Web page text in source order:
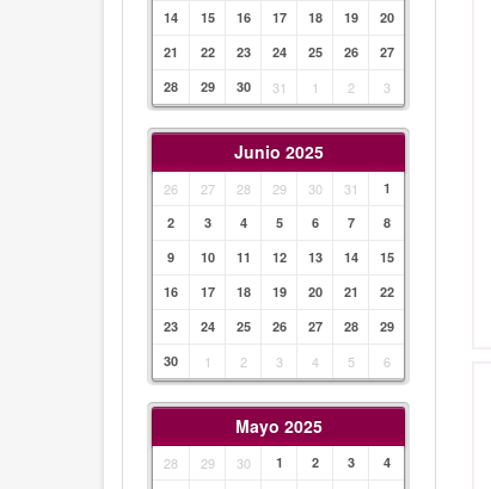
14
15 16 17 18 19
20
21
22 23 24 25 26
27
28
29 30 31 1 2 3
Junio 2025
26 27 28 29 30 31
1
2
3 4 5 6 7
8
9
10 11 12 13 14
15
16
17 18 19 20 21
22
23
24 25 26 27 28
29
30
1 2 3 4 5 6
Mayo 2025
28 29 30 1 2 3
4